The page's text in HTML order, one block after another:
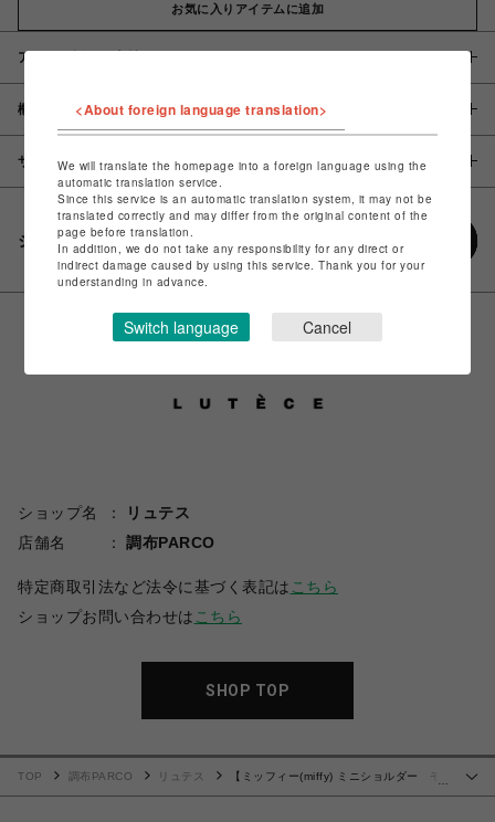
お気に入りアイテムに追加
アイテム説明 / 素材
概要
サイズ
シェアする
ショップ名
リュテス
店舗名
調布PARCO
特定商取引法など法令に基づく表記は こちら
ショップお問い合わせは こちら
SHOP TOP
…
TOP 調布PARCO リュテス
【ミッフィー(miffy) ミニショルダー モ
<About foreign language translation>
We will translate the homepage into a foreign language using the
automatic translation service.
Since this service is an automatic translation system, it may not be
translated correctly and may differ from the original content of the
page before translation.
In addition, we do not take any responsibility for any direct or
indirect damage caused by using this service. Thank you for your
understanding in advance.
Switch language Cancel